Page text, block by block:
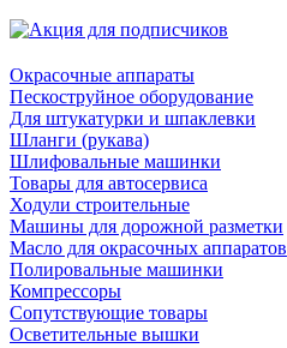
Окрасочные аппараты
Пескоструйное оборудование
Для штукатурки и шпаклевки
Шланги (рукава)
Шлифовальные машинки
Товары для автосервиса
Ходули строительные
Машины для дорожной разметки
Масло для окрасочных аппаратов
Полировальные машинки
Компрессоры
Сопутствующие товары
Осветительные вышки